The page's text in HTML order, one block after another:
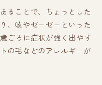
ることで、ちょっとした
、咳やゼーゼーといった
ごろに症状が強く出やす
の毛などのアレルギーが